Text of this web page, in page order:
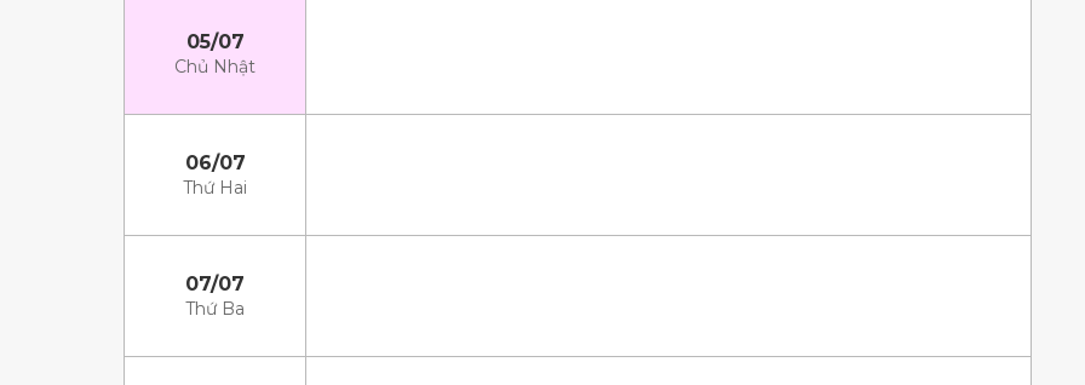
05/07
Chủ Nhật
06/07
Thứ Hai
07/07
Thứ Ba